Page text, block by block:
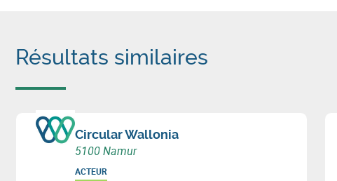
Résultats similaires
Circular Wallonia
5100 Namur
ACTEUR